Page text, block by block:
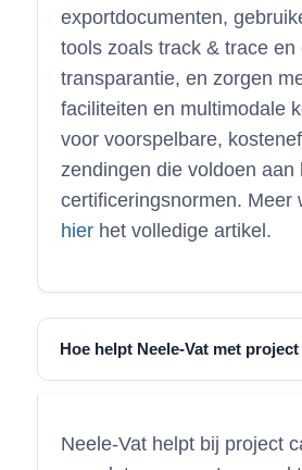
exportdocumenten,
tools zoals track & trace en
transparantie, en zorgen
faciliteiten en multimodale
voor voorspelbare,
zendingen die voldoen aan
certificeringsnormen. Meer
hier het volledige artikel.
Hoe helpt Neele-Vat met
Neele-Vat helpt bij project